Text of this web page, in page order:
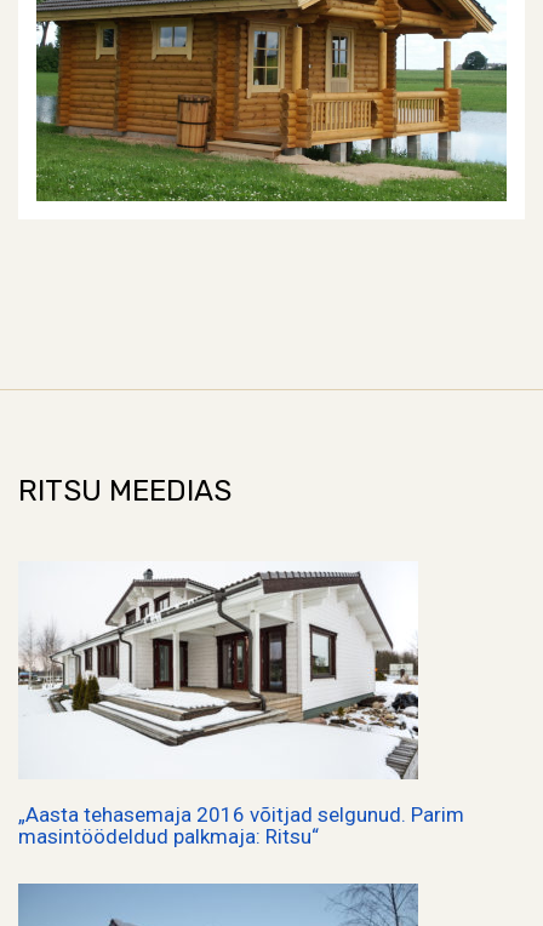
RITSU MEEDIAS
„Aasta tehasemaja 2016 võitjad selgunud. Parim
masintöödeldud palkmaja: Ritsu“